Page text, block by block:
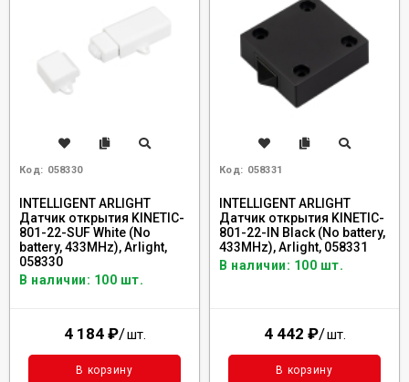
Код: 058330
INTELLIGENT ARLIGHT
Датчик открытия KINETIC-
801-22-SUF White (No
battery, 433MHz), Arlight,
058330
В наличии: 100 шт.
4 184 ₽/шт.
В корзину
Код: 058331
INTELLIGENT ARLIGHT
Датчик открытия KINETIC-
801-22-IN Black (No battery,
433MHz), Arlight, 058331
В наличии: 100 шт.
4 442 ₽/шт.
В корзину